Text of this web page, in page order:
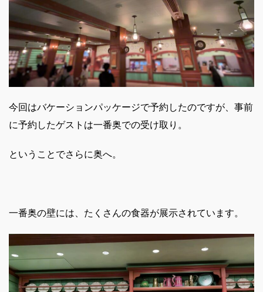
今回はバケーションパッケージで予約したのですが、事前
に予約したゲストは一番奥での受け取り。
ということでさらに奥へ。
一番奥の壁には、たくさんの食器が展示されています。